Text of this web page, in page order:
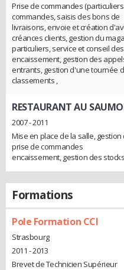
Prise de commandes
commandes, saisis des bons de
livraisons, envoie et création
créances clients, gestion du
particuliers, service et conseil
encaissement, gestion des
entrants, gestion d'une tournée
classements ,
RESTAURANT AU
2007 - 2011
Mise en place de la salle,
prise de commandes
encaissement, gestion des
Formations
Pole Formation CCI
Strasbourg
2011 - 2013
Brevet de Technicien Supérieur